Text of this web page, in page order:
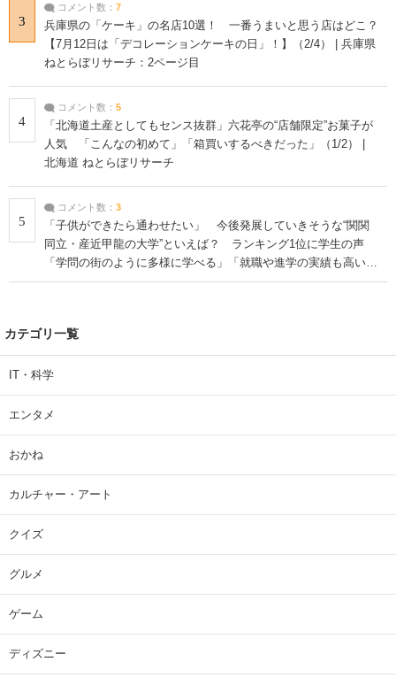
3
コメント数： 7
兵庫県の「ケーキ」の名店10選！ 一番うまいと思う店はどこ？
【7月12日は「デコレーションケーキの日」！】（2/4） | 兵庫県
ねとらぼリサーチ：2ページ目
4
コメント数： 5
「北海道土産としてもセンス抜群」六花亭の“店舗限定”お菓子が
人気 「こんなの初めて」「箱買いするべきだった」（1/2） |
北海道 ねとらぼリサーチ
5
コメント数： 3
「子供ができたら通わせたい」 今後発展していきそうな“関関
同立・産近甲龍の大学”といえば？ ランキング1位に学生の声
「学問の街のように多様に学べる」「就職や進学の実績も高い」
| 大学 ねとらぼリサーチ
カテゴリ一覧
IT・科学
エンタメ
おかね
カルチャー・アート
クイズ
グルメ
ゲーム
ディズニー